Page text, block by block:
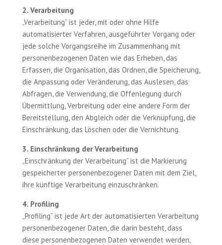
2. Verarbeitung
„Verarbeitung“ ist jeder, mit oder ohne Hilfe
automatisierter Verfahren, ausgeführter Vorgang oder
jede solche Vorgangsreihe im Zusammenhang mit
personenbezogenen Daten wie das Erheben, das
Erfassen, die Organisation, das Ordnen, die Speicherung,
die Anpassung oder Veränderung, das Auslesen, das
Abfragen, die Verwendung, die Offenlegung durch
Übermittlung, Verbreitung oder eine andere Form der
Bereitstellung, den Abgleich oder die Verknüpfung, die
Einschränkung, das Löschen oder die Vernichtung.
3. Einschränkung der Verarbeitung
„Einschränkung der Verarbeitung“ ist die Markierung
gespeicherter personenbezogener Daten mit dem Ziel,
ihre künftige Verarbeitung einzuschränken.
4. Profiling
„Profiling“ ist jede Art der automatisierten Verarbeitung
personenbezogener Daten, die darin besteht, dass
diese personenbezogenen Daten verwendet werden,